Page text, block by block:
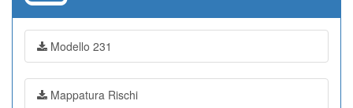
Modello 231
Mappatura Rischi